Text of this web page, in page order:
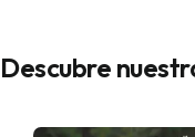
Descubre